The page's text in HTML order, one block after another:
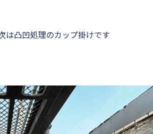
は凸凹処理のカップ掛けです